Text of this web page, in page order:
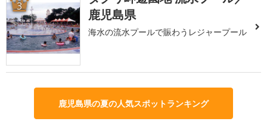
3
鹿児島県
海水の流水プールで賑わうレジャープール
鹿児島県の夏の人気スポットランキング